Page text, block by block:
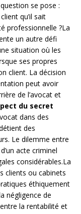
se pose :
qu’il sait
professionnelle ?La
un autre défi
situation où les
ses propres
client. La décision
peut avoir
de l’avocat et
du secret
dans des
des
Le dilemme entre
acte criminel
considérables.La
clients ou cabinets
éthiquement
négligence de
la rentabilité et